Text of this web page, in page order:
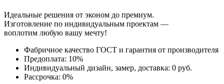
Идеальные решения от эконом до премиум.
Изготовление по индивидуальным проектам —
воплотим любую вашу мечту!
Фабричное качество ГОСТ и гарантия от производителя
Предоплата: 10%
Индивидуальный дизайн, замер, доставка: 0 руб.
Рассрочка: 0%